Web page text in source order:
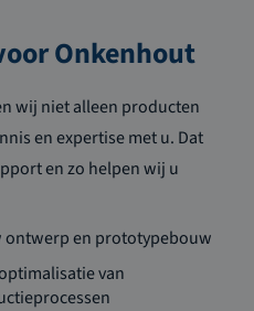
Onkenhout
wij niet alleen producten
en expertise met u. Dat
en zo helpen wij u
ontwerp en prototypebouw
van